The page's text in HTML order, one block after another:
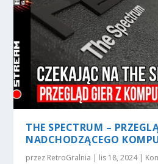
THE SPECTRUM –
NADCHODZĄCEGO
przez RetroGralnia | lis 18, 2024|